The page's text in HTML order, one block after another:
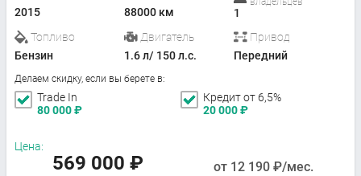
2015
88000 км
1
Топливо
Бензин
Двигатель
1.6 л/ 150 л.с.
Привод
Передний
Делаем скидку, если вы берете в:
Trade In
80 000₽
Кредит от 6,5%
20 000₽
Цена:
569 000 ₽ от 12 190 ₽/мес.